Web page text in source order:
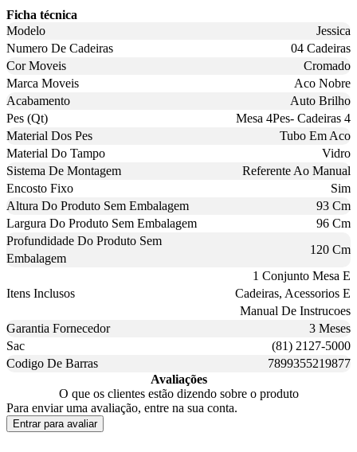
Ficha técnica
Modelo
Jessica
Numero De Cadeiras
04 Cadeiras
Cor Moveis
Cromado
Marca Moveis
Aco Nobre
Acabamento
Auto Brilho
Pes (Qt)
Mesa 4Pes- Cadeiras 4
Material Dos Pes
Tubo Em Aco
Material Do Tampo
Vidro
Sistema De Montagem
Referente Ao Manual
Encosto Fixo
Sim
Altura Do Produto Sem Embalagem
93 Cm
Largura Do Produto Sem Embalagem
96 Cm
Profundidade Do Produto Sem
Embalagem
120 Cm
Itens Inclusos
1 Conjunto Mesa E
Cadeiras, Acessorios E
Manual De Instrucoes
Garantia Fornecedor
3 Meses
Sac
(81) 2127-5000
Codigo De Barras
7899355219877
Avaliações
O que os clientes estão dizendo sobre o produto
Para enviar uma avaliação, entre na sua conta.
Entrar para avaliar